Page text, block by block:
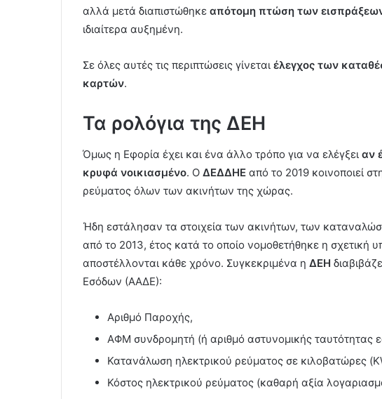
αλλά μετά διαπιστώθηκε απότομη πτώση των
ιδιαίτερα αυξημένη.
Σε όλες αυτές τις περιπτώσεις γίνεται έλεγχος των
καρτών.
Τα ρολόγια της ΔΕΗ
Όμως η Εφορία έχει και ένα άλλο τρόπο για να ελέγξει αν
κρυφά νοικιασμένο. Ο ΔΕΔΔΗΕ από το 2019 κοινοποιεί
ρεύματος όλων των ακινήτων της χώρας.
Ήδη εστάλησαν τα στοιχεία των ακινήτων, των
από το 2013, έτος κατά το οποίο νομοθετήθηκε η
αποστέλλονται κάθε χρόνο. Συγκεκριμένα η ΔΕΗ
Εσόδων (ΑΑΔΕ):
Αριθμό Παροχής,
ΑΦΜ συνδρομητή (ή αριθμό αστυνομικής ταυτότητας
Κατανάλωση ηλεκτρικού ρεύματος σε κιλοβατώρες
Κόστος ηλεκτρικού ρεύματος (καθαρή αξία